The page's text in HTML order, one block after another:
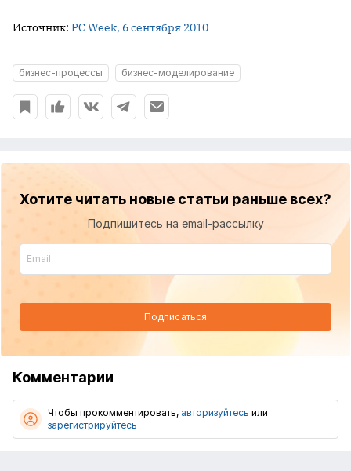
Источник: PC Week, 6 сентября 2010
бизнес-процессы бизнес-моделирование
Хотите читать новые статьи раньше всех?
Подпишитесь на email-рассылку
Подписаться
Комментарии
Чтобы прокомментировать, авторизуйтесь или
зарегистрируйтесь